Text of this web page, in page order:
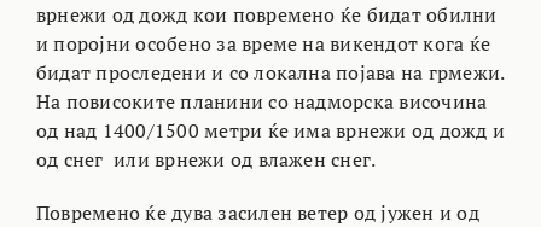
врнежи од дожд кои повремено ќе бидат обилни
и поројни особено за време на викендот кога ќе
бидат проследени и со локална појава на грмежи.
На повисоките планини со надморска височина
од над 1400/1500 метри ќе има врнежи од дожд и
од снег или врнежи од влажен снег.
Повремено ќе дува засилен ветер од јужен и од